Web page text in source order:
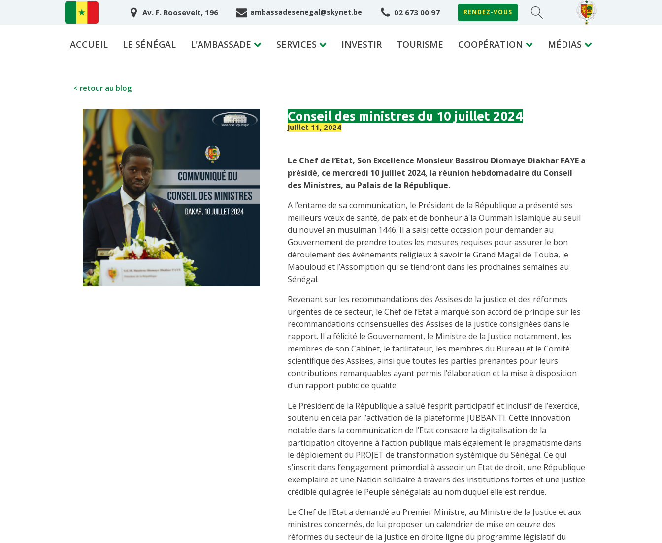
Av. F. Roosevelt, 196 ambassadesenegal@skynet.be 02 673 00 97 RENDEZ-VOUS
ACCUEIL LE SÉNÉGAL L'AMBASSADE SERVICES INVESTIR TOURISME COOPÉRATION MÉDIAS
< retour au blog
Conseil des ministres du 10 juillet 2024
juillet 11, 2024
Le Chef de l’Etat, Son Excellence Monsieur Bassirou Diomaye Diakhar FAYE a
présidé, ce mercredi 10 juillet 2024, la réunion hebdomadaire du Conseil
des Ministres, au Palais de la République.
A l’entame de sa communication, le Président de la République a présenté ses
meilleurs vœux de santé, de paix et de bonheur à la Oummah Islamique au seuil
du nouvel an musulman 1446. Il a saisi cette occasion pour demander au
Gouvernement de prendre toutes les mesures requises pour assurer le bon
déroulement des évènements religieux à savoir le Grand Magal de Touba, le
Maouloud et l’Assomption qui se tiendront dans les prochaines semaines au
Sénégal.
Revenant sur les recommandations des Assises de la justice et des réformes
urgentes de ce secteur, le Chef de l’Etat a marqué son accord de principe sur les
recommandations consensuelles des Assises de la justice consignées dans le
rapport. Il a félicité le Gouvernement, le Ministre de la Justice notamment, les
membres de son Cabinet, le facilitateur, les membres du Bureau et le Comité
scientifique des Assises, ainsi que toutes les parties prenantes pour leurs
contributions remarquables ayant permis l’élaboration et la mise à disposition
d’un rapport public de qualité.
Le Président de la République a salué l’esprit participatif et inclusif de l’exercice,
soutenu en cela par l’activation de la plateforme JUBBANTI. Cette innovation
notable dans la communication de l’Etat consacre la digitalisation de la
participation citoyenne à l’action publique mais également le pragmatisme dans
le déploiement du PROJET de transformation systémique du Sénégal. Ce qui
s’inscrit dans l’engagement primordial à asseoir un Etat de droit, une République
exemplaire et une Nation solidaire à travers des institutions fortes et une justice
crédible qui agrée le Peuple sénégalais au nom duquel elle est rendue.
Le Chef de l’Etat a demandé au Premier Ministre, au Ministre de la Justice et aux
ministres concernés, de lui proposer un calendrier de mise en œuvre des
réformes du secteur de la justice en droite ligne du programme législatif du